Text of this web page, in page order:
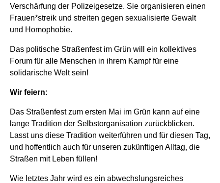
Verschärfung der Polizeigesetze. Sie organisieren einen
Frauen*streik und streiten gegen sexualisierte Gewalt
und Homophobie.
Das politische Straßenfest im Grün will ein kollektives
Forum für alle Menschen in ihrem Kampf für eine
solidarische Welt sein!
Wir feiern:
Das Straßenfest zum ersten Mai im Grün kann auf eine
lange Tradition der Selbstorganisation zurückblicken.
Lasst uns diese Tradition weiterführen und für diesen Tag,
und hoffentlich auch für unseren zukünftigen Alltag, die
Straßen mit Leben füllen!
Wie letztes Jahr wird es ein abwechslungsreiches